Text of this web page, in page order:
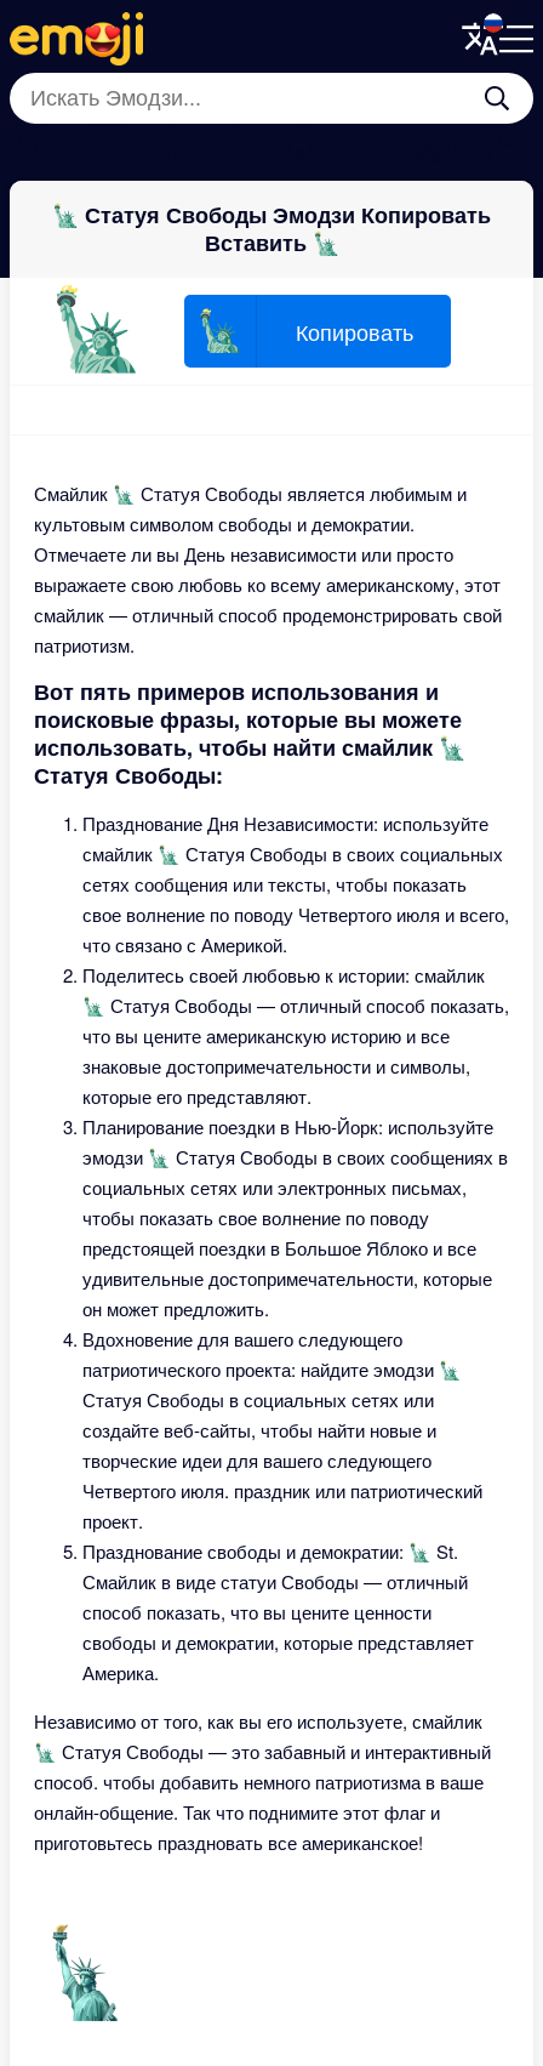
Menu
Close
Menu
Close
🗽 Статуя Свободы Эмодзи Копировать
Вставить 🗽
🗽 🗽 Копировать
Смайлик 🗽 Статуя Свободы является любимым и
культовым символом свободы и демократии.
Отмечаете ли вы День независимости или просто
выражаете свою любовь ко всему американскому, этот
смайлик — отличный способ продемонстрировать свой
патриотизм.
Вот пять примеров использования и
поисковые фразы, которые вы можете
использовать, чтобы найти смайлик 🗽
Статуя Свободы:
Празднование Дня Независимости: используйте
смайлик 🗽 Статуя Свободы в своих социальных
сетях сообщения или тексты, чтобы показать
свое волнение по поводу Четвертого июля и всего,
что связано с Америкой.
Поделитесь своей любовью к истории: смайлик
🗽 Статуя Свободы — отличный способ показать,
что вы цените американскую историю и все
знаковые достопримечательности и символы,
которые его представляют.
Планирование поездки в Нью-Йорк: используйте
эмодзи 🗽 Статуя Свободы в своих сообщениях в
социальных сетях или электронных письмах,
чтобы показать свое волнение по поводу
предстоящей поездки в Большое Яблоко и все
удивительные достопримечательности, которые
он может предложить.
Вдохновение для вашего следующего
патриотического проекта: найдите эмодзи 🗽
Статуя Свободы в социальных сетях или
создайте веб-сайты, чтобы найти новые и
творческие идеи для вашего следующего
Четвертого июля. праздник или патриотический
проект.
Празднование свободы и демократии: 🗽 St.
Смайлик в виде статуи Свободы — отличный
способ показать, что вы цените ценности
свободы и демократии, которые представляет
Америка.
Независимо от того, как вы его используете, смайлик
🗽 Статуя Свободы — это забавный и интерактивный
способ. чтобы добавить немного патриотизма в ваше
онлайн-общение. Так что поднимите этот флаг и
приготовьтесь праздновать все американское!